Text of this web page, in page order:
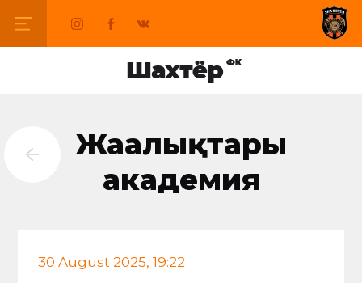
Жаңалықтары
академия
30 August 2025, 19:22